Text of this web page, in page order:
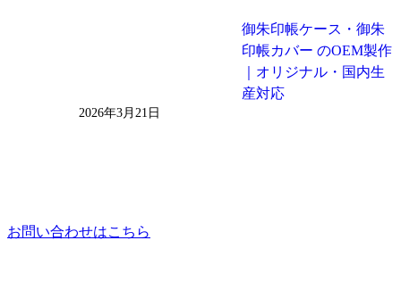
御朱印帳ケース・御朱
印帳カバー のOEM製作
｜オリジナル・国内生
産対応
2026年3月21日
お問い合わせはこちら